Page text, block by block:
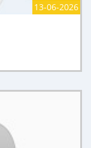
13-06-2026